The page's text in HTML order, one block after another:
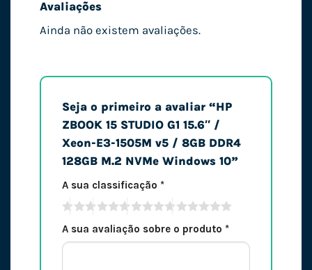
Avaliações
Ainda não existem avaliações.
Seja o primeiro a avaliar “HP
ZBOOK 15 STUDIO G1 15.6″ /
Xeon-E3-1505M v5 / 8GB DDR4
128GB M.2 NVMe Windows 10”
A sua classificação *
A sua avaliação sobre o produto *